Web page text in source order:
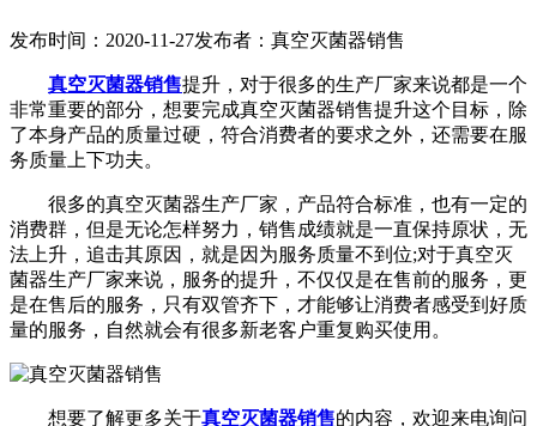
发布时间：2020-11-27发布者：真空灭菌器销售
真空灭菌器销售提升，对于很多的生产厂家来说都是一个
非常重要的部分，想要完成真空灭菌器销售提升这个目标，除
了本身产品的质量过硬，符合消费者的要求之外，还需要在服
务质量上下功夫。
很多的真空灭菌器生产厂家，产品符合标准，也有一定的
消费群，但是无论怎样努力，销售成绩就是一直保持原状，无
法上升，追击其原因，就是因为服务质量不到位;对于真空灭
菌器生产厂家来说，服务的提升，不仅仅是在售前的服务，更
是在售后的服务，只有双管齐下，才能够让消费者感受到好质
量的服务，自然就会有很多新老客户重复购买使用。
想要了解更多关于真空灭菌器销售的内容，欢迎来电询问